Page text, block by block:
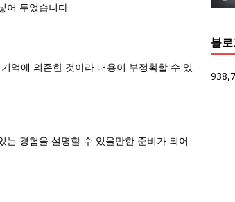
어 두었습니다.
억에 의존한 것이라 내용이 부정확할 수 있
경험을 설명할 수 있을만한 준비가 되어
블